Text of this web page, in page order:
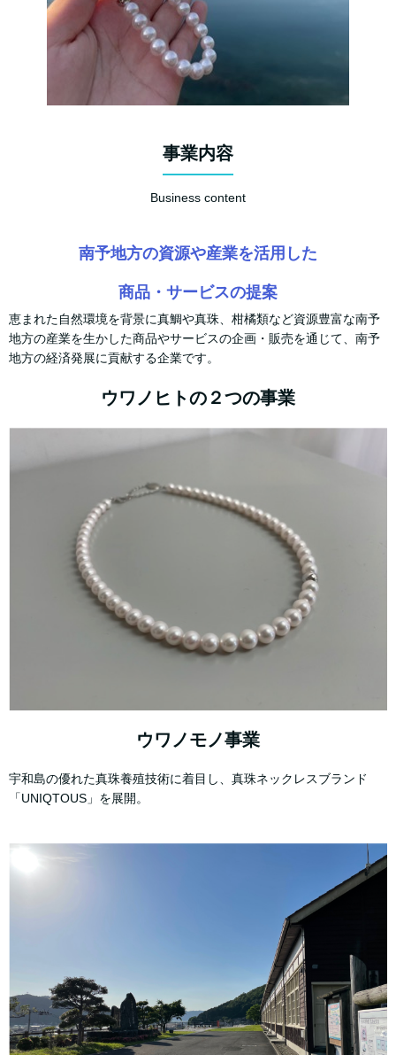
事業内容
Business content
南予地方の資源や産業を活用した
商品・サービスの提案
恵まれた自然環境を背景に真鯛や真珠、柑橘類など資源豊富な南予
地方の産業を生かした商品やサービスの企画・販売を通じて、南予
地方の経済発展に貢献する企業です。
ウワノヒトの２つの事業
ウワノモノ事業
宇和島の優れた真珠養殖技術に着目し、真珠ネックレスブランド
「UNIQTOUS」を展開。